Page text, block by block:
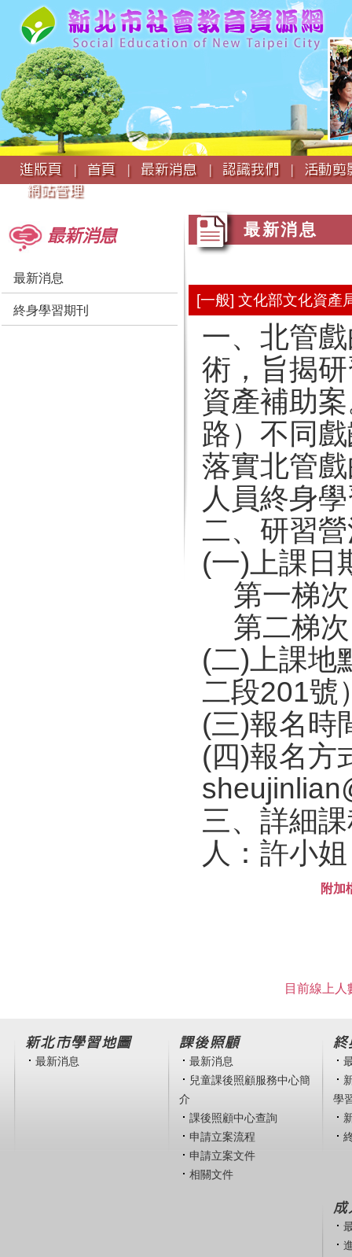
:::
進版頁 |
首頁 | 最新消息 | 認識我們 |
活動
網站管理
最新消息
最新消息
終身學習期刊
最新消息
[一般] 文化部文化資產
一、北管
術，旨揭
資產補助
路）不同
落實北管
人員終身
二、研習
(一)上課日
第一梯
第二梯
(二)上課地
二段201號
(三)報名時
(四)報名方
三、詳細
人：許小
附加
目前線上
新北市學習地圖
最新消息
課後照顧
最新消息
兒童課後照顧服務中心簡
介
課後照顧中心查詢
申請立案流程
申請立案文件
相關文件
終
學